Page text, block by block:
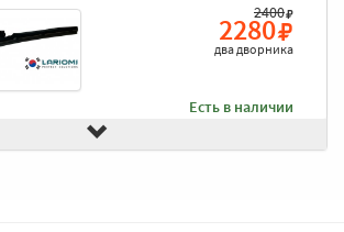
2400
2280
два дворника
Есть в наличии